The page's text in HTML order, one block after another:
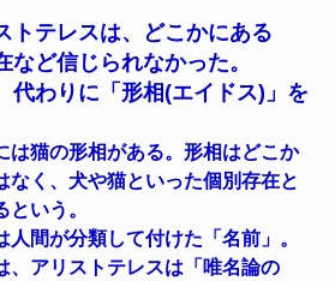
トテレスは、どこかにある
など信じられなかった。
代わりに「形相(エイドス)」を
は猫の形相がある。形相はどこか
なく、犬や猫といった個別存在と
いう。
間が分類して付けた「名前」。
、アリストテレスは「唯名論の